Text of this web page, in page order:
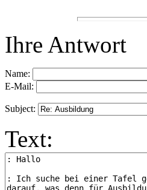
Ihre Antwort
Name:
E-Mail:
Subject:
Text: